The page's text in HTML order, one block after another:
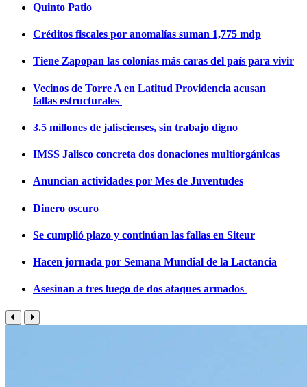
Quinto Patio
Créditos fiscales por anomalías suman 1,775 mdp
Tiene Zapopan las colonias más caras del país para vivir
Vecinos de Torre A en Latitud Providencia acusan
fallas estructurales
3.5 millones de jaliscienses, sin trabajo digno
IMSS Jalisco concreta dos donaciones multiorgánicas
Anuncian actividades por Mes de Juventudes
Dinero oscuro
Se cumplió plazo y continúan las fallas en Siteur
Hacen jornada por Semana Mundial de la Lactancia
Asesinan a tres luego de dos ataques armados